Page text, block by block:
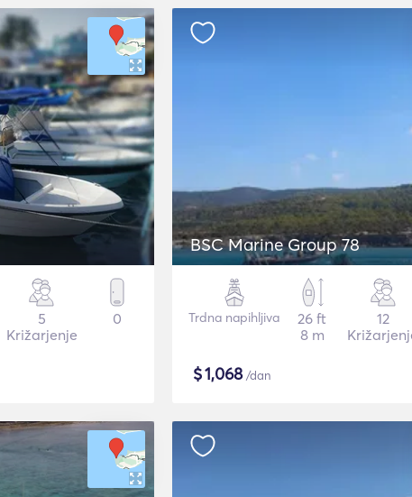
5
Križarjenje
0
BSC Marine Group 78
Trdna napihljiva
26 ft
8 m
12
$1,068/dan